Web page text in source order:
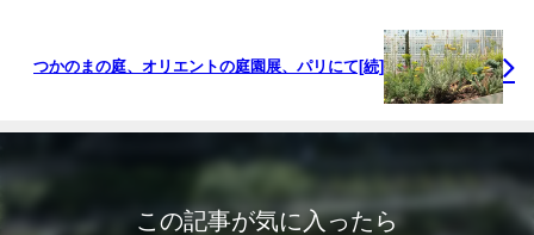
つかのまの庭、オリエントの庭園展、パリにて[続]
この記事が気に入ったら